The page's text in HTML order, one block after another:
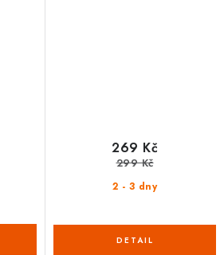
2 - 3 dny
269 Kč
299 Kč